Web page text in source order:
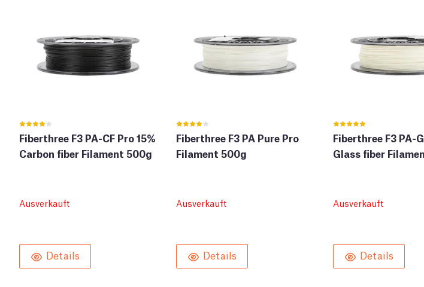
Fiberthree F3 PA-CF Pro 15%
Carbon fiber Filament 500g
Ausverkauft
Details
Fiberthree F3 PA Pure Pro
Filament 500g
Ausverkauft
Details
Fiberthree F3 PA-
Glass fiber
Ausverkauft
Details